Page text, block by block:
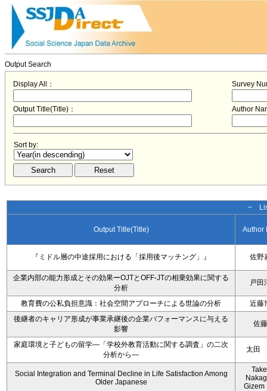
Output Search
Display All： Survey
Output Title(Title)： Author
Sort by:
−
Output Title(Title) Author
『ミドル層の中途採用における「採用後マッチング」』 佐野
企業内部の能力形成とその効果ーOJTとOFF-JTの相乗効果に関する
分析
戸田
教育費の公私負担意識：社会空間アプローチによる世論の分析
近藤
後継者のキャリア形成が事業承継後の企業パフォーマンスに与える
影響
佐
家庭環境と子どもの留学―「学校外教育活動に関する調査」の二次
分析から―
太田
Social Integration and Terminal Decline in Life Satisfaction Among
Older Japanese
Gizem